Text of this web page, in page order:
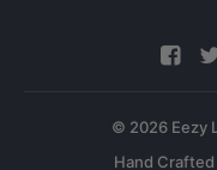
© 2026 Eezy